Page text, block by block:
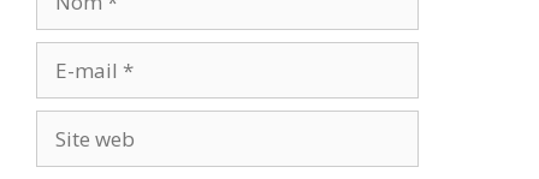
mail
web